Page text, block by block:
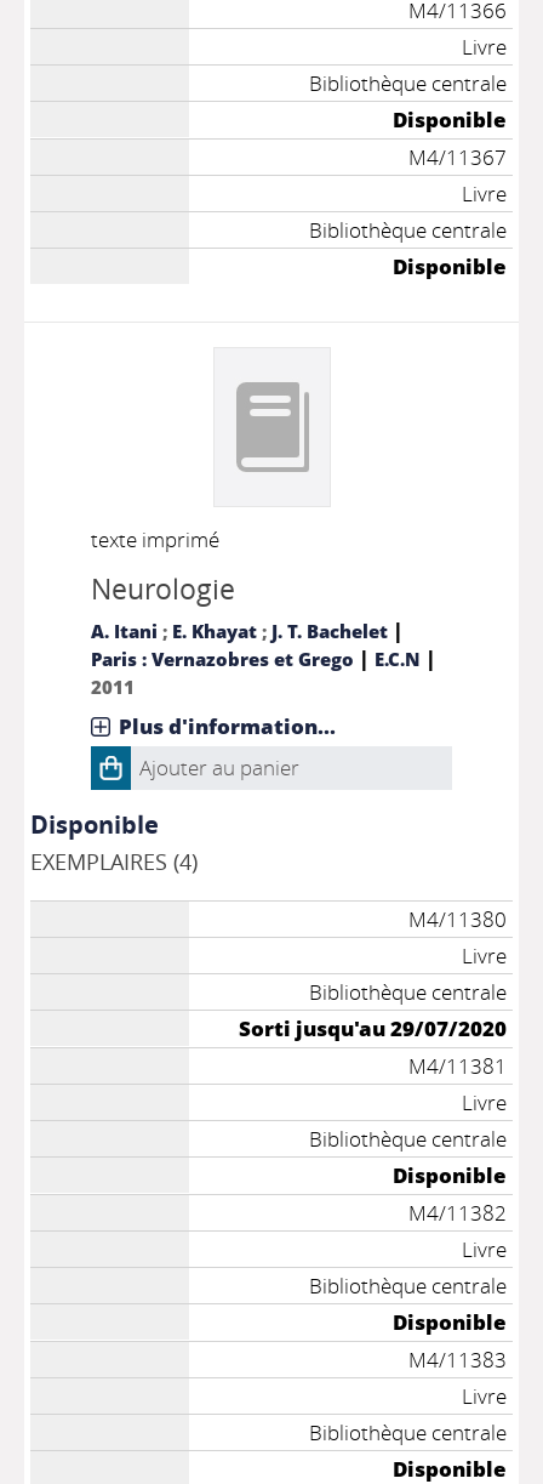
M4/11366
Livre
Bibliothèque centrale
Disponible
M4/11367
Livre
Bibliothèque centrale
Disponible
texte imprimé
Neurologie
A. Itani ; E. Khayat; J. T. Bachelet |
Paris : Vernazobres et Grego | E.C.N |
2011
Plus d'information...
Ajouter au panier
Disponible
EXEMPLAIRES (4)
M4/11380
Livre
Bibliothèque centrale
Sorti jusqu'au 29/07/2020
M4/11381
Livre
Bibliothèque centrale
Disponible
M4/11382
Livre
Bibliothèque centrale
Disponible
M4/11383
Livre
Bibliothèque centrale
Disponible